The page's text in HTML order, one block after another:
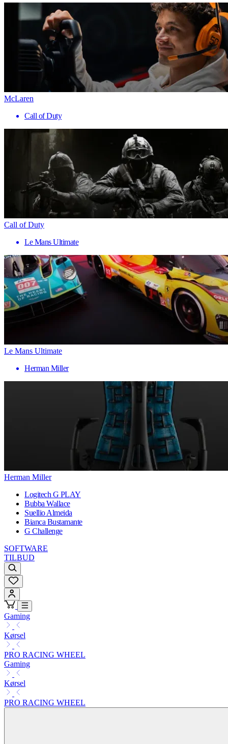
McLaren
Call of Duty
Call of Duty
Le Mans Ultimate
Le Mans Ultimate
Herman Miller
Herman Miller
Logitech G PLAY
Bubba Wallace
Suellio Almeida
Bianca Bustamante
G Challenge
SOFTWARE
TILBUD
Gaming
Kørsel
PRO RACING WHEEL
Gaming
Kørsel
PRO RACING WHEEL